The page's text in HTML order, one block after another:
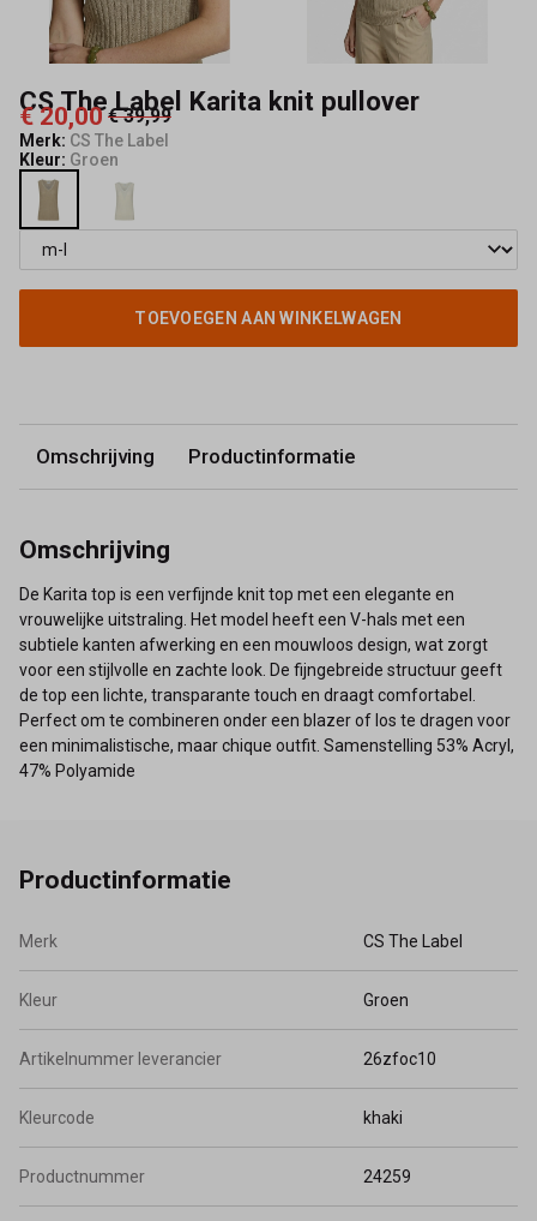
CS The Label Karita knit pullover
€ 20,00 € 39,99
Merk: CS The Label
Kleur: Groen
TOEVOEGEN AAN WINKELWAGEN
Omschrijving Productinformatie
Omschrijving
De Karita top is een verfijnde knit top met een elegante en
vrouwelijke uitstraling. Het model heeft een V-hals met een
subtiele kanten afwerking en een mouwloos design, wat zorgt
voor een stijlvolle en zachte look. De fijngebreide structuur geeft
de top een lichte, transparante touch en draagt comfortabel.
Perfect om te combineren onder een blazer of los te dragen voor
een minimalistische, maar chique outfit. Samenstelling 53% Acryl,
47% Polyamide
Productinformatie
Merk CS The Label
Kleur Groen
Artikelnummer leverancier 26zfoc10
Kleurcode khaki
Productnummer 24259